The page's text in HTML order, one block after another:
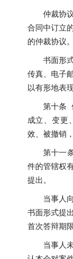
仲裁协
合同中订立
的仲裁协议。
书面形
传真、电子
以有形地表
第十条
成立、变更
效、被撤销
第十一
件的管辖权
提出。
当事人
书面形式提
首次答辩期
当事人